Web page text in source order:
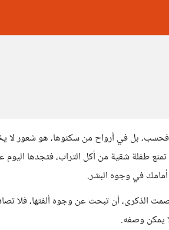
بل في أرواح من سكنوها، هو شعور لا
طفلة شقية من أكل التراب، فتجدها اليوم
أمامك في وجوه البشر.
الذكرى، أن تبحث عن وجوه ألفتها، فلا
يمكن وصفه.